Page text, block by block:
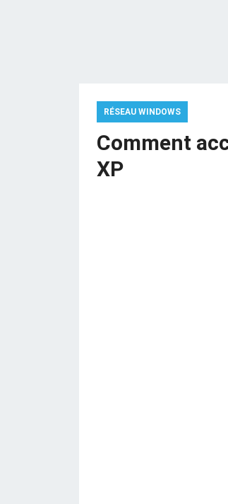
RÉSEAU WINDOWS
Comment
XP